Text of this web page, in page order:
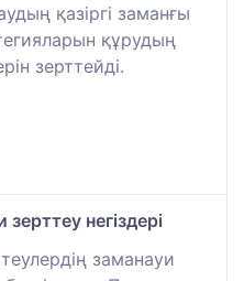
қазіргі заманғы
құрудың
зерттейді.
негіздері
заманауи